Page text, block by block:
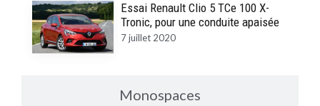
Monospaces
Essai Renault Clio 5 TCe 100 X-
Tronic, pour une conduite apaisée
7 juillet 2020